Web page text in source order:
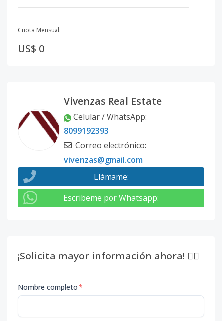
Cuota Mensual:
US$ 0
Vivenzas Real Estate
Celular / WhatsApp:
8099192393
Correo electrónico:
vivenzas@gmail.com
Llámame:
Escribeme por Whatsapp:
¡Solicita mayor información ahora! 👇🏽
Nombre completo*